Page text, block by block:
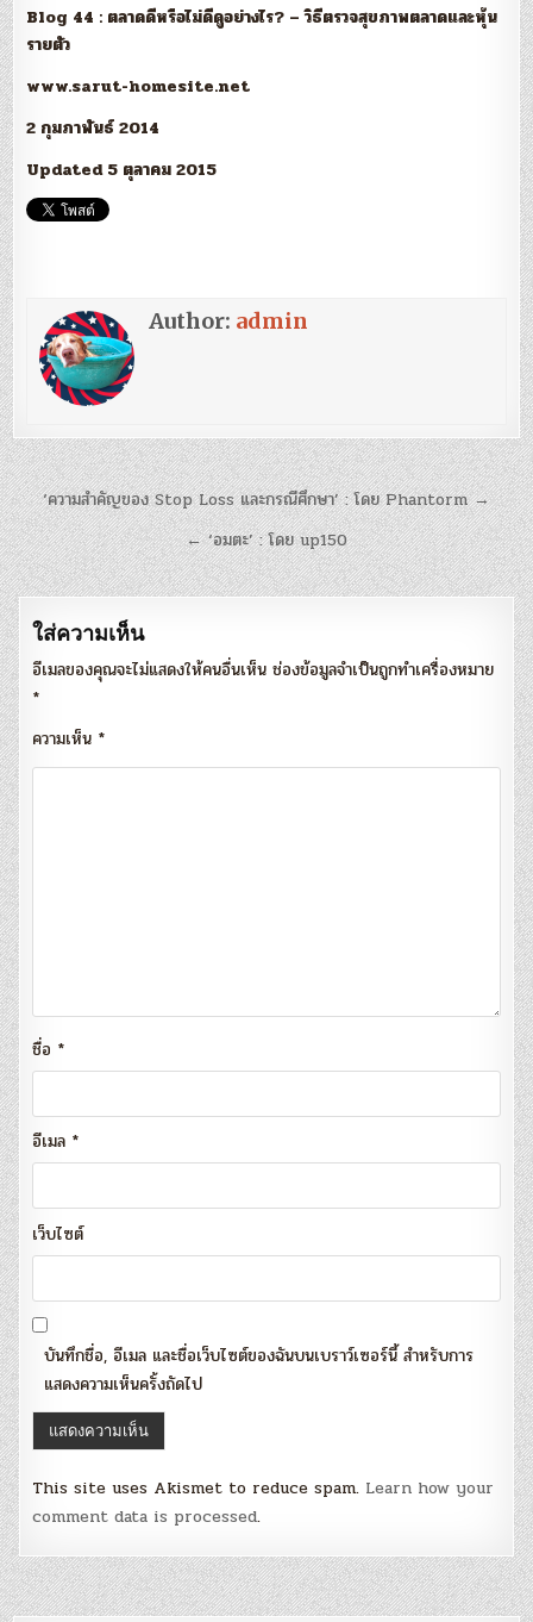
Blog 44 : ตลาดดีหรือไม่ดีดูอย่างไร? – วิธีตรวจสุขภาพตลาดและหุ้น
รายตัว
www.sarut-homesite.net
2 กุมภาพันธ์ 2014
Updated 5 ตุลาคม 2015
Author: admin
แนะแนว
เรื่อง
‘ความสำคัญของ Stop Loss และกรณีศึกษา’ : โดย Phantorm →
← ‘อมตะ’ : โดย up150
ใส่ความเห็น
อีเมลของคุณจะไม่แสดงให้คนอื่นเห็น ช่องข้อมูลจำเป็นถูกทำเครื่องหมาย
*
ความเห็น *
ชื่อ *
อีเมล *
เว็บไซต์
บันทึกชื่อ, อีเมล และชื่อเว็บไซต์ของฉันบนเบราว์เซอร์นี้ สำหรับการ
แสดงความเห็นครั้งถัดไป
This site uses Akismet to reduce spam. Learn how your
comment data is processed.